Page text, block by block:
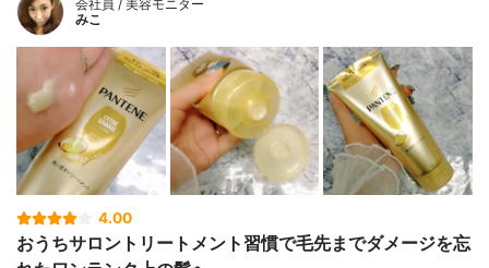
会社員 / 美容モニター
みこ
4.00
おうちサロントリートメント習慣で毛先までダメージを忘